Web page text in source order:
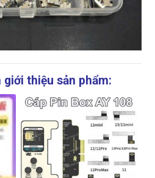
thiệu sản phẩm: